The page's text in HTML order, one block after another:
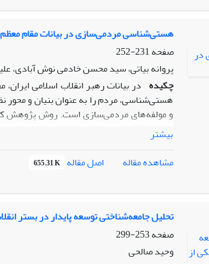
هستی‌شناسی مردمی‌سازی در بیانات مقام
صفحه231-252
پروانه بیاتی، سید محسن خادمی نوش آبادی،
چکیده در بیانات رهبر انقلاب اسلامی
هستی‌شناسی، مردم را به عنوان بنیان و محور
و مولفه‌های مردمی‌سازی است. روش پژوهش
مقام معظم رهبری مردمی‌سازی در جهت حرکت
سیاستی محقق می‌شود. با عنایت به مفاهیم
فکری مقام معظم رهبری، ایشان بر این
مردمی‌سازی در زمینه ارائه سازوکارهای
آرمان‌های انقلاب اسلامی و تقویت اتکا به
بیشتر
مشاهده مقاله
اصل مقاله 655.31 K
تحلیل جامعه‌شناختی توسعه پایدار در بستر
صفحه253-299
وحید صالحی